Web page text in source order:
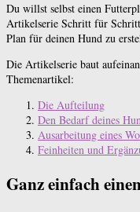
Du willst selbst einen
Artikelserie Schritt für
Plan für deinen Hund zu
Die Artikelserie baut
Themenartikel:
Die Aufteilung
Den Bedarf deines
Ausarbeitung eines
Feinheiten und
Ganz einfach